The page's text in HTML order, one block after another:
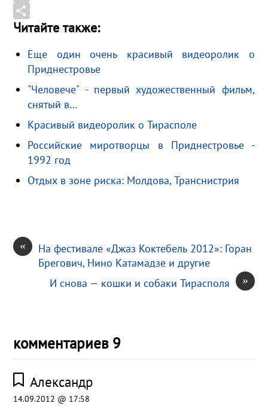
o
k
g
r
m
o
k
a
s
i
k
m
a
M
a
R
О
п
а
и
т
Читайте также:
Еще один очень красивый видеоролик о
Приднестровье
"Человече" - первый художественный фильм,
снятый в…
Красивый видеоролик о Тирасполе
Российские миротворцы в Приднестровье -
1992 год
Отдых в зоне риска: Молдова, Транснистрия
«
На фестивале «Джаз Коктебель 2012»: Горан
Брегович, Нино Катамадзе и другие
»
И снова — кошки и собаки Тирасполя
комментариев 9
Александр
14.09.2012 @ 17:58